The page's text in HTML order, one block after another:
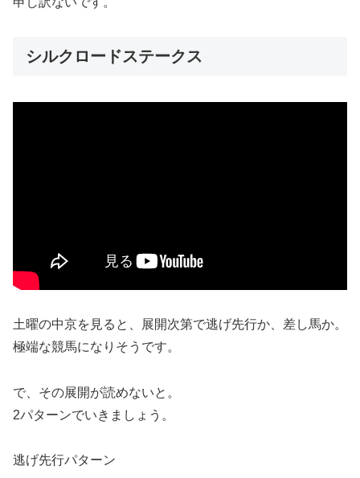
シルクロードステークス
土曜の中京を見ると、展開次第で逃げ先行か、差し馬か。
極端な競馬になりそうです。
で、その展開が読めないと。
2パターンでいきましょう。
逃げ先行パターン